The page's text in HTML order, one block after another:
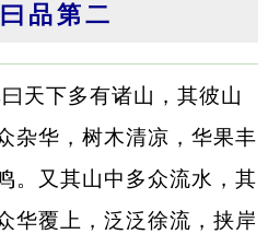
品第二
天下多有诸山，其彼山
杂华，树木清凉，华果丰
。又其山中多众流水，其
华覆上，泛泛徐流，挟岸